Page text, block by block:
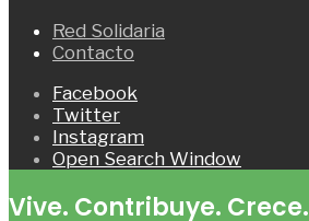
Red Solidaria
Contacto
Facebook
Twitter
Instagram
Open Search Window
Vive. Contribuye. Crece.